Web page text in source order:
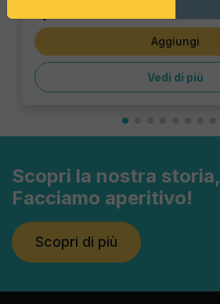
Aggiungi
Vedi di più
Scopri la nostra storia,
Facciamo aperitivo!
Scopri di più